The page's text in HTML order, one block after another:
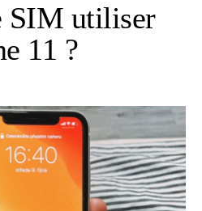
SIM utiliser
11 ?